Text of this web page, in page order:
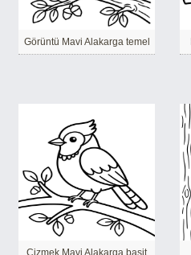
Görüntü Mavi Alakarga temel
Çizmek Mavi Alakarga basit